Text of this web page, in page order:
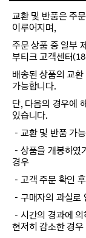
교환 및 반품은 주
이루어지며,
주문 상품 중 일부
부티크 고객센터
배송된 상품의 교
가능합니다.
단, 다음의 경우에
있습니다.
－교환 및 반품 가
－상품을 개봉하
경우
－고객 주문 확인
－구매자의 과실
－시간의 경과에
현저히 감소한 경우